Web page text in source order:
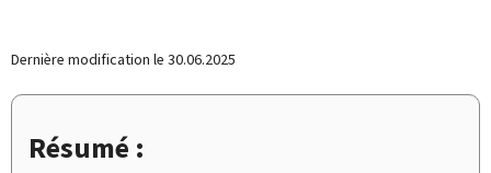
Dernière modification le 30.06.2025
Résumé :